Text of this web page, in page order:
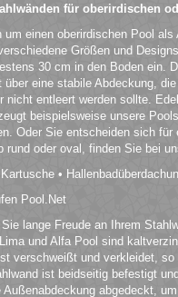
für oberirdischen
einen oberirdischen Pool
Größen und
30 cm in den Boden ein.
über eine stabile Abdeckung,
nicht entleert werden sollte.
beispielsweise unsere
Oder Sie entscheiden sich
rund oder oval, finden Sie bei
•
lange Freude an Ihrem
und Alfa Pool sind
verschweißt und verkleidet,
ist beidseitig befestigt
abgedeckt,